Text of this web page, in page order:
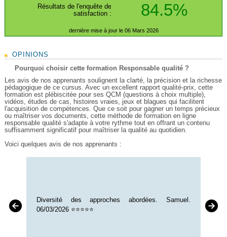
Résultats de l'enquête de
satisfaction :
84.5%
dernière mise à jour le 06 Mars 2026
OPINIONS
Pourquoi choisir cette formation Responsable qualité ?
Les avis de nos apprenants soulignent la clarté, la précision et la richesse
pédagogique de ce cursus. Avec un excellent rapport qualité-prix, cette
formation est plébiscitée pour ses QCM (questions à choix multiple),
vidéos, études de cas, histoires vraies, jeux et blagues qui facilitent
l'acquisition de compétences. Que ce soit pour gagner un temps précieux
ou maîtriser vos documents, cette méthode de formation en ligne
responsable qualité s'adapte à votre rythme tout en offrant un contenu
suffisamment significatif pour maîtriser la qualité au quotidien.
Voici quelques avis de nos apprenants :
Diversité des approches abordées. Samuel.
06/03/2026 ⭐⭐⭐⭐⭐